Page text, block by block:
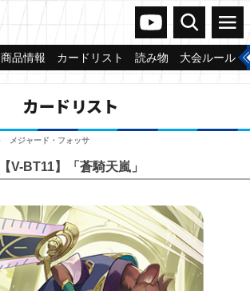
ヴァンガードch
検索 メニュー
商品情報 カードリスト 読み物 大会ルール
カードリスト
メジャード・フォッサ
【V-BT11】「蒼騎天嵐」